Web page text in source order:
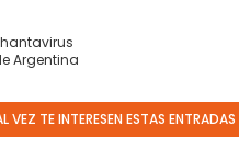
Argentina
VEZ TE INTERESEN ESTAS ENTRADAS